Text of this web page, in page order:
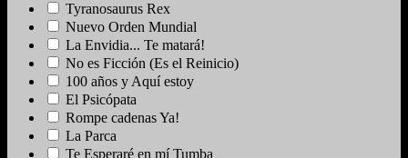
Tyranosaurus Rex
Nuevo Orden Mundial
La Envidia... Te matará!
No es Ficción (Es el Reinicio)
100 años y Aquí estoy
El Psicópata
Rompe cadenas Ya!
La Parca
Te Esperaré en mí Tumba